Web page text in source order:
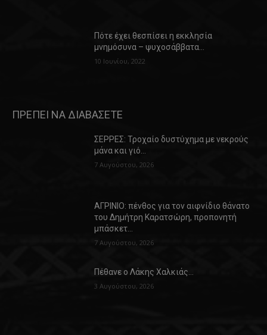
Πότε έχει θεσπίσει η εκκλησία
μνημόσυνα – ψυχοσάββατα…
10 Ιουνίου, 2022
ΠΡΕΠΕΙ ΝΑ ΔΙΑΒΑΣΕΤΕ
ΣΕΡΡΕΣ: Τροχαίο δυστύχημα με νεκρούς
μάνα και γιό…
7 Αυγούστου, 2026
ΑΓΡΙΝΙΟ: πένθος για τον αιφνίδιο θάνατο
του Δημήτρη Καρατσώρη, προπονητή
μπάσκετ…
7 Αυγούστου, 2026
Πέθανε ο Λάκης Χαλκιάς…
3 Αυγούστου, 2026